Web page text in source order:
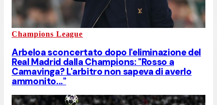
Champions League
Arbeloa sconcertato dopo l'eliminazione del
Real Madrid dalla Champions: "Rosso a
Camavinga? L'arbitro non sapeva di averlo
ammonito..."